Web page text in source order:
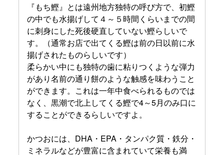
『もち鰹』とは遠州地方独特の呼び方で、初鰹
の中でも水揚げして４～５時間くらいまでの間
に刺身にした死後硬直していない鰹らしいで
す。（通常お店で出てくる鰹は前の日以前に水
揚げされたものらしいです）
柔らかい中にも独特の歯に粘りつくような弾力
があり名前の通り餅のような触感を味わうこと
ができます。これは一年中食べられるものでは
なく、黒潮で北上してくる鰹で4～5月のみ口に
することができるらしいですよ。
かつおには、DHA・EPA・タンパク質・鉄分・
ミネラルなどが豊富に含まれていて栄養も満